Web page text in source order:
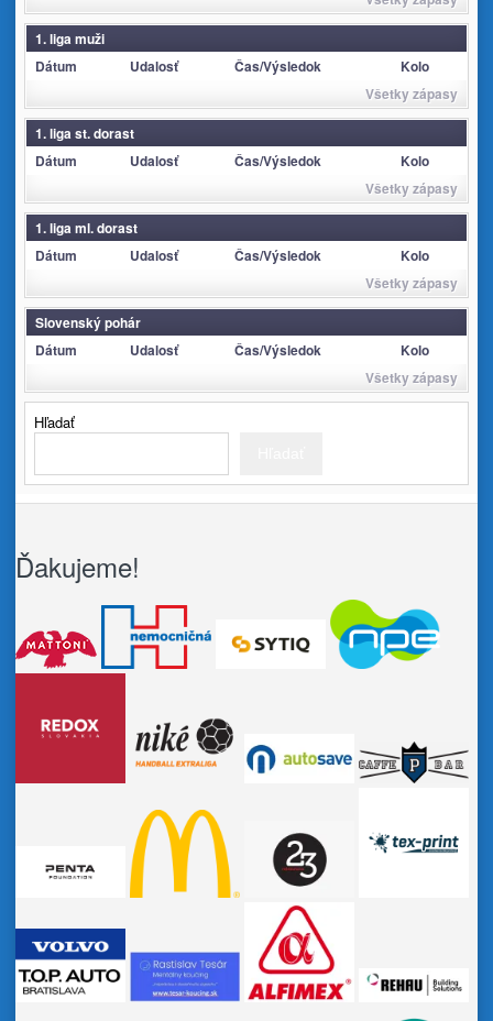
1. liga muži
Dátum
Udalosť Čas/Výsledok
Kolo
Všetky zápasy
1. liga st. dorast
Dátum
Udalosť Čas/Výsledok
Kolo
Všetky zápasy
1. liga ml. dorast
Dátum
Udalosť Čas/Výsledok
Kolo
Všetky zápasy
Slovenský pohár
Dátum
Udalosť Čas/Výsledok
Kolo
Všetky zápasy
Hľadať
Ďakujeme!